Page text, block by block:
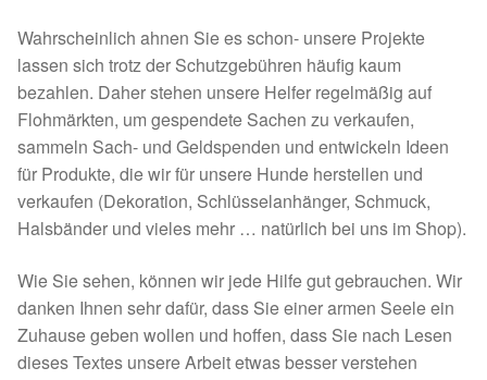
Wahrscheinlich ahnen Sie es schon- unsere Projekte
lassen sich trotz der Schutzgebühren häufig kaum
bezahlen. Daher stehen unsere Helfer regelmäßig auf
Flohmärkten, um gespendete Sachen zu verkaufen,
sammeln Sach- und Geldspenden und entwickeln Ideen
für Produkte, die wir für unsere Hunde herstellen und
verkaufen (Dekoration, Schlüsselanhänger, Schmuck,
Halsbänder und vieles mehr … natürlich bei uns im Shop).
Wie Sie sehen, können wir jede Hilfe gut gebrauchen. Wir
danken Ihnen sehr dafür, dass Sie einer armen Seele ein
Zuhause geben wollen und hoffen, dass Sie nach Lesen
dieses Textes unsere Arbeit etwas besser verstehen